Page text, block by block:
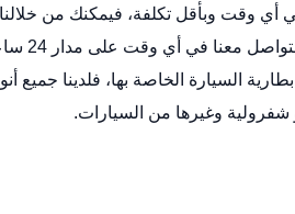
أي وقت وبأقل تكلفة، فيمكنك من خلالنا
توصيل بطاريات السيارات بأي حجم ومقاس ترغب به بسعر
بطارية السيارة الخاصة بها، فلدينا جميع
شفرولية وغيرها من السيارات.